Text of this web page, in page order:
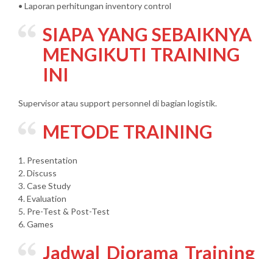
• Laporan perhitungan inventory control
SIAPA YANG SEBAIKNYA
MENGIKUTI TRAINING
INI
Supervisor atau support personnel di bagian logistik.
METODE TRAINING
1. Presentation
2. Discuss
3. Case Study
4. Evaluation
5. Pre-Test & Post-Test
6. Games
Jadwal Diorama Training